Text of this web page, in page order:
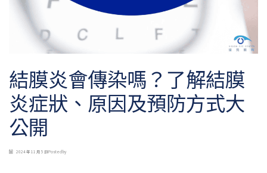
結膜炎會傳染嗎？了解結膜
炎症狀、原因及預防方式大
公開
2024 年 11 月 5 日Posted by